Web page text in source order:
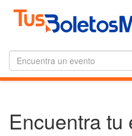
Encuentra tu